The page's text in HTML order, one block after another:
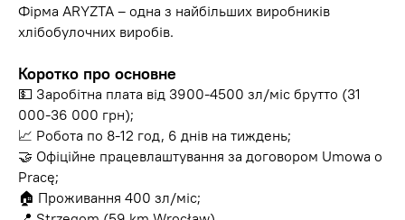
Фірма ARYZTA – одна з найбільших виробників
хлібобулочних виробів.
Коротко про основне
💵 Заробітна плата від 3900-4500 зл/міс брутто (31
000-36 000 грн);
📈 Робота по 8-12 год, 6 днів на тиждень;
🤝 Офіційне працевлаштування за договором Umowa o
Pracę;
🏠 Проживання 400 зл/міс;